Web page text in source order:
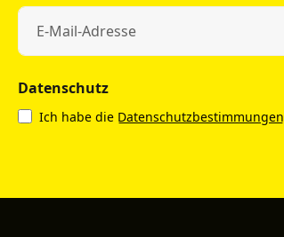
Datenschutz
Ich habe die Datenschutzbestimmungen